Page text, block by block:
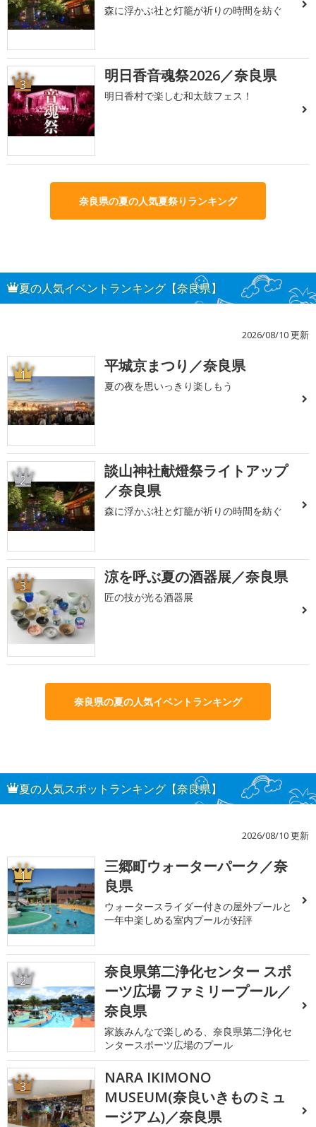
森に浮かぶ社と灯籠が祈りの時間を紡ぐ
3 明日香音魂祭2026／奈良県
明日香村で楽しむ和太鼓フェス！
奈良県の夏の人気夏祭りランキング
夏の人気イベントランキング【奈良県】
2026/08/10 更新
1 平城京まつり／奈良県
夏の夜を思いっきり楽しもう
2
談山神社献燈祭ライトアップ
／奈良県
森に浮かぶ社と灯籠が祈りの時間を紡ぐ
3 涼を呼ぶ夏の酒器展／奈良県
匠の技が光る酒器展
奈良県の夏の人気イベントランキング
夏の人気スポットランキング【奈良県】
2026/08/10 更新
1
三郷町ウォーターパーク／奈
良県
ウォータースライダー付きの屋外プールと
一年中楽しめる室内プールが好評
2
奈良県第二浄化センター スポ
ーツ広場 ファミリープール／
奈良県
家族みんなで楽しめる、奈良県第二浄化セ
ンタースポーツ広場のプール
3
NARA IKIMONO
MUSEUM(奈良いきものミュ
ージアム)／奈良県